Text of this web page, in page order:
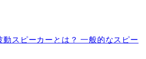
動スピーカーとは？ 一般的なスピー